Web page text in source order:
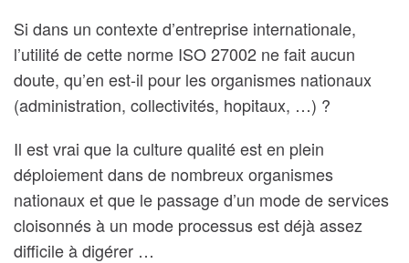
Si dans un contexte d’entreprise internationale,
l’utilité de cette norme ISO 27002 ne fait aucun
doute, qu’en est-il pour les organismes nationaux
(administration, collectivités, hopitaux, …) ?
Il est vrai que la culture qualité est en plein
déploiement dans de nombreux organismes
nationaux et que le passage d’un mode de services
cloisonnés à un mode processus est déjà assez
difficile à digérer …